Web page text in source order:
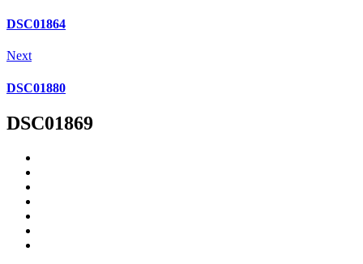
DSC01864
Next
DSC01880
DSC01869